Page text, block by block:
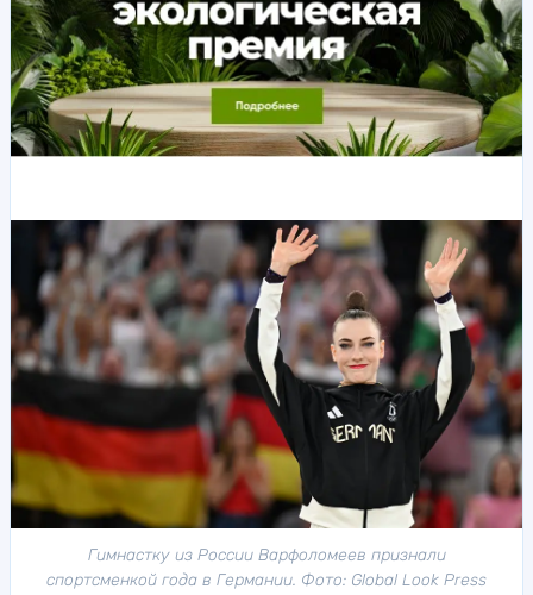
Гимнастку из России Варфоломеев признали
спортсменкой года в Германии. Фото: Global Look Press